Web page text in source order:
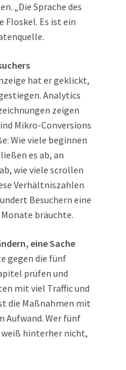
„Die Sprache des
Floskel. Es ist ein
hat er geklickt,
Analytics
zeigen
Mikro-Conversions
Wie viele beginnen
es ab, an
wie viele scrollen
Verhältniszahlen
Besuchern eine
bräuchte.
eine Sache
gegen die fünf
prüfen und
mit viel Traffic und
die Maßnahmen mit
Aufwand. Wer fünf
hinterher nicht,